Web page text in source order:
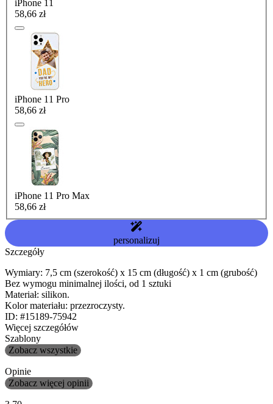
iPhone 11
58,66 zł
iPhone 11 Pro
58,66 zł
iPhone 11 Pro Max
58,66 zł
personalizuj
Szczegóły
Wymiary: 7,5 cm (szerokość) x 15 cm (długość) x 1 cm (grubość)
Bez wymogu minimalnej ilości, od 1 sztuki
Materiał: silikon.
Kolor materiału: przezroczysty.
ID: #15189-75942
Więcej szczegółów
Szablony
Zobacz wszystkie
Opinie
Zobacz więcej opinii